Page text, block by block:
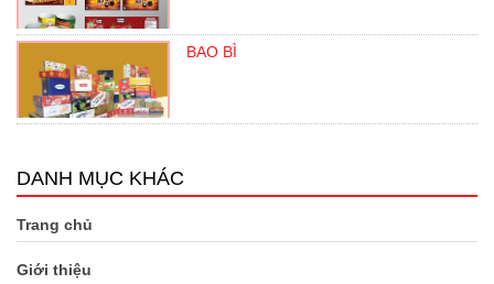
BAO BÌ
DANH MỤC KHÁC
Trang chủ
Giới thiệu